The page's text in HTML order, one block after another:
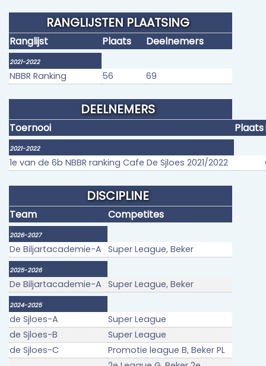
RANGLIJSTEN PLAATSING
Ranglijst Plaats Deelnemers
2021-2022
NBBR Ranking 56 69
DEELNEMERS
Toernooi Plaats
2021-2022
1e van de 6b NBBR ranking Cafe De Sjloes 2021/2022
DISCIPLINE
Team Competites
2026-2027
De Biljartacademie-A Super League, Beker
2025-2026
De Biljartacademie-A Super League, Beker
2024-2025
de Sjloes-A
Super League
de Sjloes-B
Super League
de Sjloes-C
Promotie league B, Beker PL